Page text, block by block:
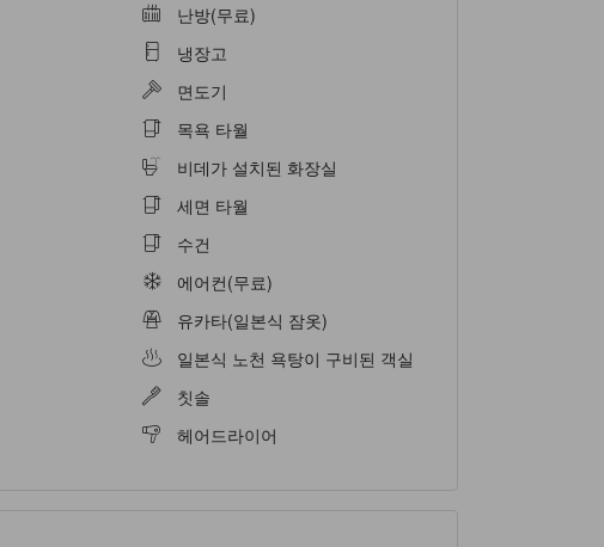
난방(무료)
냉장고
면도기
목욕 타월
비데가 설치된 화장실
세면 타월
수건
에어컨(무료)
유카타(일본식 잠옷)
일본식 노천 욕탕이 구비된 객실
칫솔
헤어드라이어